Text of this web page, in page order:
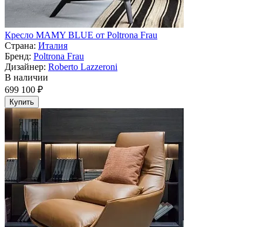
Кресло MAMY BLUE от Poltrona Frau
Страна: Италия
Бренд: Poltrona Frau
Дизайнер: Roberto Lazzeroni
В наличии
699 100 ₽
Купить